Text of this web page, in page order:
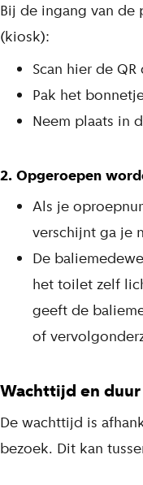
Bij de ingang van de
(kiosk):
Scan hier de QR
Pak het
Neem plaats in
2. Opgeroepen
Als je
verschijnt ga je
De
het toilet zelf
geeft de
of
Wachttijd en
De wachttijd is
bezoek. Dit kan